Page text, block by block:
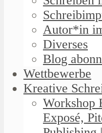
Autor*in
Diverses
Blog
Wettbewerbe
Kreative
Workshop
Exposé,